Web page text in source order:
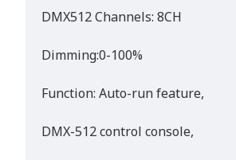
DMX512 Channels: 8CH
Dimming:0-100%
Function: Auto-run feature,
DMX-512 control console,